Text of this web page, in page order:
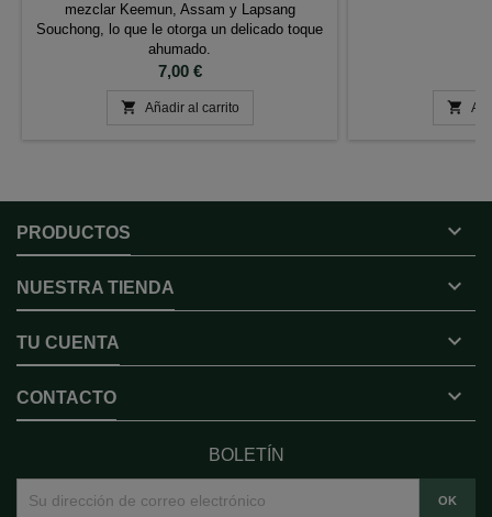
mezclar Keemun, Assam y Lapsang
Souchong, lo que le otorga un delicado toque
ahumado.
Precio
7,00 €
 Añadir al carrito 
PRODUCTOS 
NUESTRA TIENDA 
TU CUENTA 
CONTACTO 
BOLETÍN